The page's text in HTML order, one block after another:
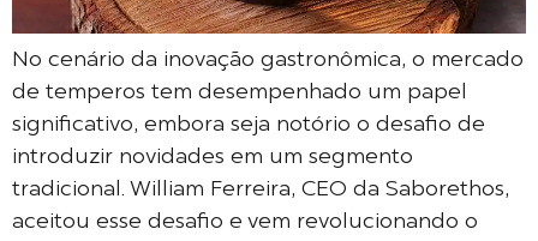
No cenário da inovação gastronômica, o mercado
de temperos tem desempenhado um papel
significativo, embora seja notório o desafio de
introduzir novidades em um segmento
tradicional. William Ferreira, CEO da Saborethos,
aceitou esse desafio e vem revolucionando o